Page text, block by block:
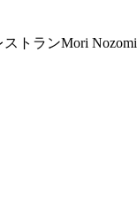
トランMori